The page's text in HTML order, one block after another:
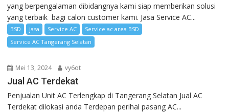
yang berpengalaman dibidangnya kami siap memberikan solusi
yang terbaik bagi calon customer kami. Jasa Service AC...
BSD jasa Service AC
Service ac area BSD
Service AC Tangerang Selatan
Mei 13, 2024 vy6ot
Jual AC Terdekat
Penjualan Unit AC Terlengkap di Tangerang Selatan Jual AC
Terdekat dilokasi anda Terdepan perihal pasang AC...